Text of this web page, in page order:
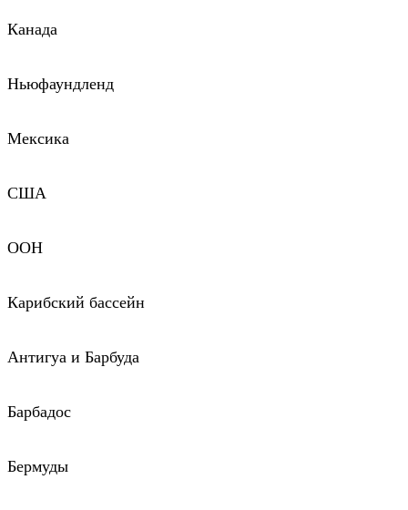
Канада
Ньюфаундленд
Мексика
США
ООН
Карибский бассейн
Антигуа и Барбуда
Барбадос
Бермуды